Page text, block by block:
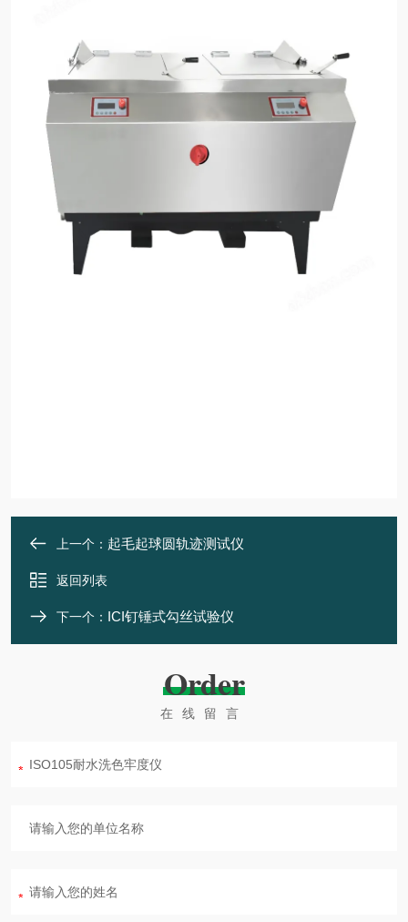
上一个： 起毛起球圆轨迹测试仪
返回列表
下一个： ICI钉锤式勾丝试验仪
Order
在线留言